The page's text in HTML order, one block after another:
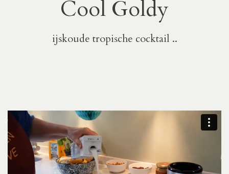
Cool Goldy
ijskoude tropische cocktail ..